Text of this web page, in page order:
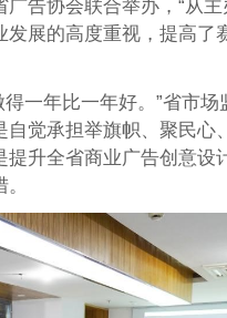
告协会联合举办，“从主
展的高度重视，提高了
一年比一年好。”省市场
觉承担举旗帜、聚民心
升全省商业广告创意设